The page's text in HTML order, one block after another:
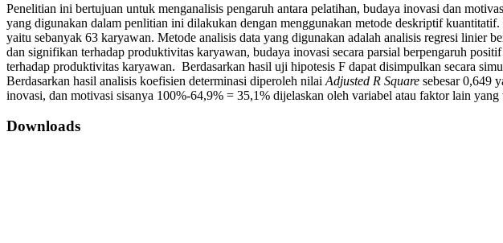
Penelitian ini bertujuan untuk menganalisis pengaruh antara pelatihan, budaya inovasi dan
yang digunakan dalam penlitian ini dilakukan dengan menggunakan metode deskriptif
yaitu sebanyak 63 karyawan. Metode analisis data yang digunakan adalah analisis regresi linier
dan signifikan terhadap produktivitas karyawan, budaya inovasi secara parsial berpengaruh
terhadap produktivitas karyawan. Berdasarkan hasil uji hipotesis F dapat disimpulkan secara
Berdasarkan hasil analisis koefisien determinasi diperoleh nilai Adjusted R Square sebesar 0,649
inovasi, dan motivasi sisanya 100%-64,9% = 35,1% dijelaskan oleh variabel atau faktor lain
Downloads